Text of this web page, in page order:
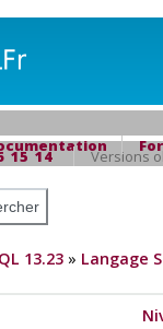
15 14
Versions
13.23» Langage